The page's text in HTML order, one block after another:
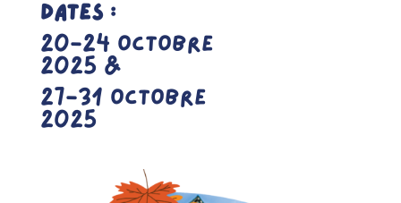
DATES :
20-24 OCTOBRE
2025 &
27-31 OCTOBRE
2025